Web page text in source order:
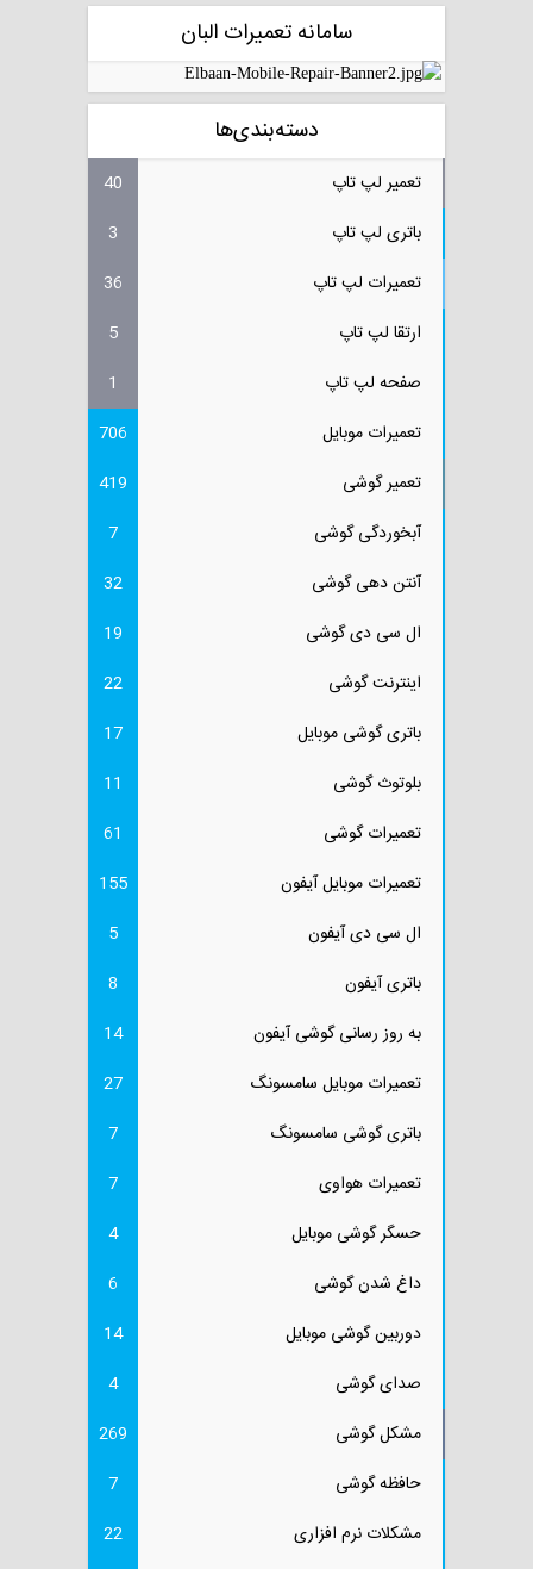
سامانه تعمیرات البان
دسته‌بندی‌ها
تعمیر لپ تاپ
40
باتری لپ تاپ
3
تعمیرات لپ تاپ
36
ارتقا لپ تاپ
5
صفحه لپ تاپ
1
تعمیرات موبایل
706
تعمیر گوشی
419
آبخوردگی گوشی
7
آنتن دهی گوشی
32
ال سی دی گوشی
19
اینترنت گوشی
22
باتری گوشی موبایل
17
بلوتوث گوشی
11
تعمیرات گوشی
61
تعمیرات موبایل آیفون
155
ال سی دی آیفون
5
باتری آیفون
8
به روز رسانی گوشی آیفون
14
تعمیرات موبایل سامسونگ
27
باتری گوشی سامسونگ
7
تعمیرات هواوی
7
حسگر گوشی موبایل
4
داغ شدن گوشی
6
دوربین گوشی موبایل
14
صدای گوشی
4
مشکل گوشی
269
حافظه گوشی
7
مشکلات نرم افزاری
22